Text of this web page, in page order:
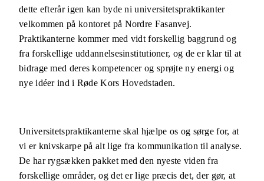
dette efterår igen kan byde ni universitetspraktikanter
velkommen på kontoret på Nordre Fasanvej.
Praktikanterne kommer med vidt forskellig baggrund og
fra forskellige uddannelsesinstitutioner, og de er klar til at
bidrage med deres kompetencer og sprøjte ny energi og
nye idéer ind i Røde Kors Hovedstaden.
Universitetspraktikanterne skal hjælpe os og sørge for, at
vi er knivskarpe på alt lige fra kommunikation til analyse.
De har rygsækken pakket med den nyeste viden fra
forskellige områder, og det er lige præcis det, der gør, at